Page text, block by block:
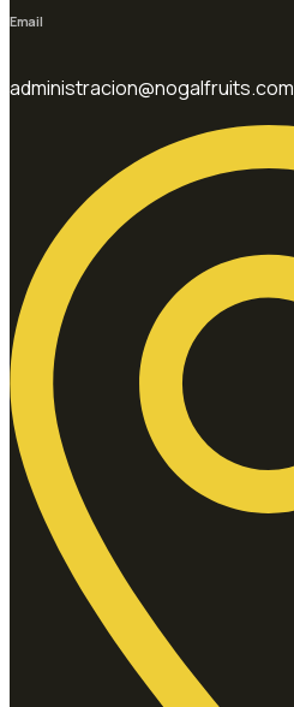
Email
administracion@nogalfruits.com